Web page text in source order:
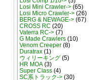
Losi Mini Crawler->(65)
Losi Micro Crawler->(26)
BERG & NEWAGE->(67)
CROSS RC (20)
Vaterra RC->(7)
G Made Crawlers(10)
Venom Creeper(8)
Duratrax(1)
ウィリーキング(5)
HR MOA(3)
Super Class(4)
SC系トラック->(30)